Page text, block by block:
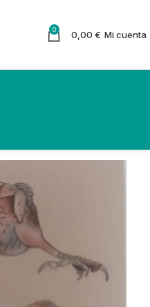
0 0,00 € Mi cuenta